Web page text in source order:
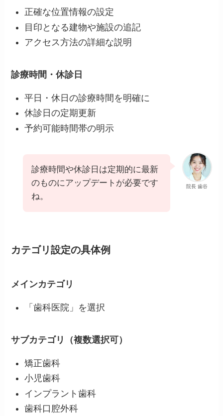
正確な位置情報の設定
目印となる建物や施設の追記
アクセス方法の詳細な説明
診療時間・休診日
平日・休日の診療時間を明確に
休診日の定期更新
予約可能時間帯の明示
院長 歯谷
診療時間や休診日は定期的に最新
のものにアップデートが必要です
ね。
カテゴリ設定の具体例
メインカテゴリ
「歯科医院」を選択
サブカテゴリ（複数選択可）
矯正歯科
小児歯科
インプラント歯科
歯科口腔外科